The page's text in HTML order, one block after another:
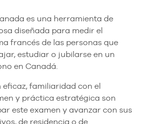
es una herramienta de
diseñada para medir el
francés de las personas que
estudiar o jubilarse en un
en Canadá.
familiaridad con el
y práctica estratégica son
este examen y avanzar con sus
de residencia o de